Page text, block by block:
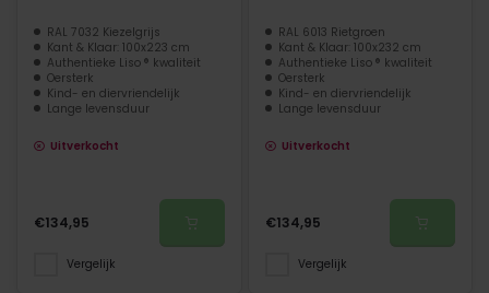
RAL 7032 Kiezelgrijs
Kant & Klaar: 100x223 cm
Authentieke Liso ® kwaliteit
Oersterk
Kind- en diervriendelijk
Lange levensduur
Uitverkocht
€134,95
Vergelijk
RAL 6013 Rietgroen
Kant & Klaar: 100x232 cm
Authentieke Liso ® kwaliteit
Oersterk
Kind- en diervriendelijk
Lange levensduur
Uitverkocht
€134,95
Vergelijk